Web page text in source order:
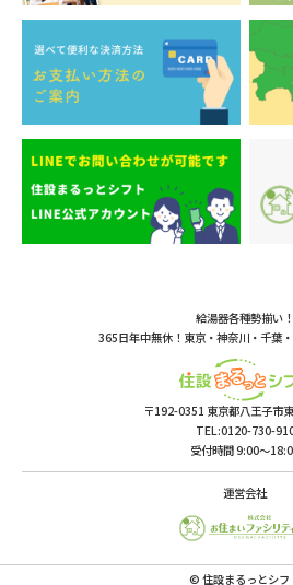
給湯器各種勢揃い！
365日年中無休！東京・神奈川・千葉
〒192-0351 東京都八王子市
TEL:0120-730-
受付時間 9:00〜
運営会社
© 住設まるっとシフ